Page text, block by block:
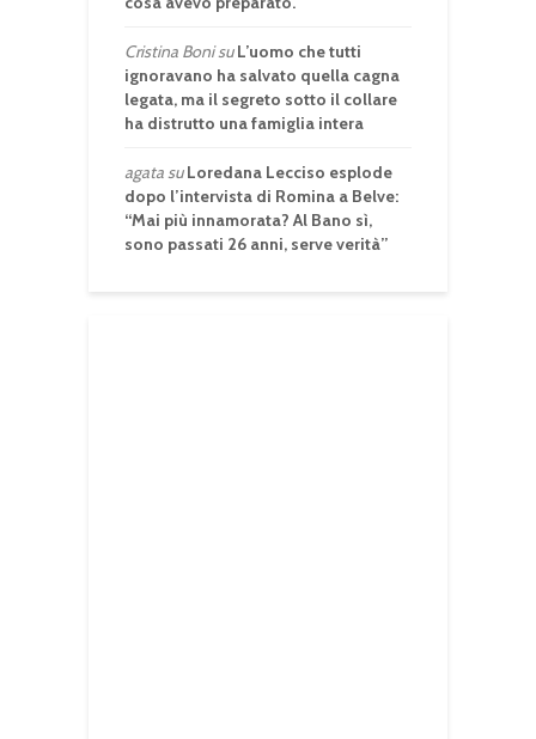
Cristina BonisuL’uomo che tutti
ignoravano ha salvato quella cagna
legata, ma il segreto sotto il collare
ha distrutto una famiglia intera
agatasuLoredana Lecciso esplode
dopo l’intervista di Romina a Belve:
“Mai più innamorata? Al Bano sì,
sono passati 26 anni, serve verità”